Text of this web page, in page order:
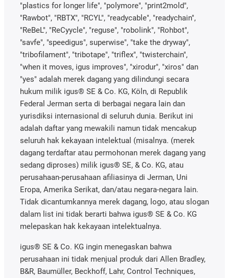
"plastics for longer life", "polymore", "print2mold",
"Rawbot", "RBTX", "RCYL", "readycable", "readychain",
"ReBeL", "ReCyycle", "reguse", "robolink", "Rohbot",
"savfe", "speedigus", superwise", "take the dryway",
"tribofilament", "tribotape", "triflex", "twisterchain",
"when it moves, igus improves", "xirodur", "xiros" dan
"yes" adalah merek dagang yang dilindungi secara
hukum milik igus® SE & Co. KG, Köln, di Republik
Federal Jerman serta di berbagai negara lain dan
yurisdiksi internasional di seluruh dunia. Berikut ini
adalah daftar yang mewakili namun tidak mencakup
seluruh hak kekayaan intelektual (misalnya. (merek
dagang terdaftar atau permohonan merek dagang yang
sedang diproses) milik igus® SE, & Co. KG, atau
perusahaan-perusahaan afiliasinya di Jerman, Uni
Eropa, Amerika Serikat, dan/atau negara-negara lain.
Tidak dicantumkannya merek dagang, logo, atau slogan
dalam list ini tidak berarti bahwa igus® SE & Co. KG
melepaskan hak kekayaan intelektualnya.
igus® SE & Co. KG ingin menegaskan bahwa
perusahaan ini tidak menjual produk dari Allen Bradley,
B&R, Baumüller, Beckhoff, Lahr, Control Techniques,